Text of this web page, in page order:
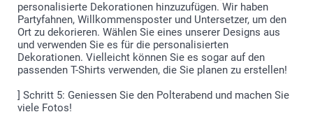
personalisierte Dekorationen hinzuzufügen. Wir haben
Partyfahnen, Willkommensposter und Untersetzer, um den
Ort zu dekorieren. Wählen Sie eines unserer Designs aus
und verwenden Sie es für die personalisierten
Dekorationen. Vielleicht können Sie es sogar auf den
passenden T-Shirts verwenden, die Sie planen zu erstellen!
] Schritt 5: Geniessen Sie den Polterabend und machen Sie
viele Fotos!